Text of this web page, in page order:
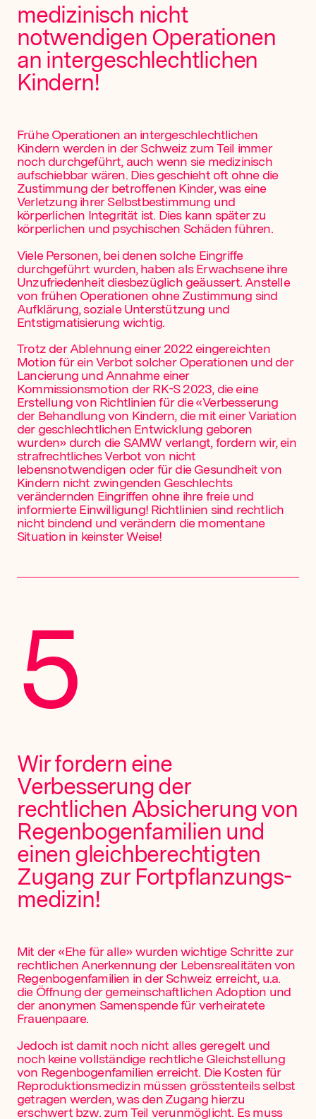
medizinisch nicht
notwendigen Operationen
an inter­geschlechtlichen
Kindern!
Frühe Operationen an intergeschlechtlichen
Kindern werden in der Schweiz zum Teil immer
noch durchgeführt, auch wenn sie medizinisch
aufschiebbar wären. Dies geschieht oft ohne die
Zustimmung der betroffenen Kinder, was eine
Verletzung ihrer Selbstbestimmung und
körperlichen Integrität ist. Dies kann später zu
körperlichen und psychischen Schäden führen.
Viele Personen, bei denen solche Eingriffe
durchgeführt wurden, haben als Erwachsene ihre
Unzufriedenheit diesbezüglich geäussert. Anstelle
von frühen Operationen ohne Zustimmung sind
Aufklärung, soziale Unterstützung und
Entstigmatisierung wichtig.
Trotz der Ablehnung einer 2022 eingereichten
Motion für ein Verbot solcher Operationen und der
Lancierung und Annahme einer
Kommissionsmotion der RK-S 2023, die eine
Erstellung von Richtlinien für die «Verbesserung
der Behandlung von Kindern, die mit einer Variation
der geschlechtlichen Entwicklung geboren
wurden» durch die SAMW verlangt, fordern wir, ein
strafrechtliches Verbot von nicht
lebensnotwendigen oder für die Gesundheit von
Kindern nicht zwingenden Geschlechts
verändernden Eingriffen ohne ihre freie und
informierte Einwilligung! Richtlinien sind rechtlich
nicht bindend und verändern die momentane
Situation in keinster Weise!
5
Wir fordern eine
Verbesserung der
rechtlichen Absicherung von
Regenbogen­familien und
einen gleichberechtigten
Zugang zur Fortpflanzungs­
medizin!
Mit der «Ehe für alle» wurden wichtige Schritte zur
rechtlichen Anerkennung der Lebensrealitäten von
Regenbogenfamilien in der Schweiz erreicht, u.a.
die Öffnung der gemeinschaftlichen Adoption und
der anonymen Samenspende für verheiratete
Frauenpaare.
Jedoch ist damit noch nicht alles geregelt und
noch keine vollständige rechtliche Gleichstellung
von Regenbogenfamilien erreicht. Die Kosten für
Reproduktionsmedizin müssen grösstenteils selbst
getragen werden, was den Zugang hierzu
erschwert bzw. zum Teil verunmöglicht. Es muss